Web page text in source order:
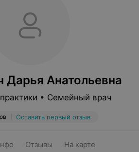
Дарья Анатольевна
• Семейный врач
Оставить первый отзыв
Отзывы На карте